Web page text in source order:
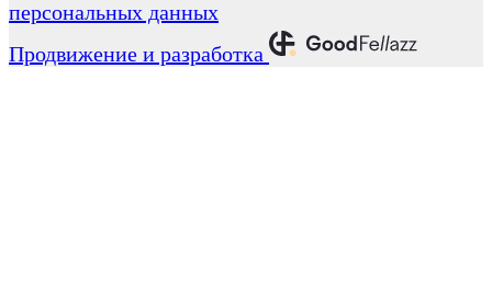
персональных данных
Продвижение и разработка